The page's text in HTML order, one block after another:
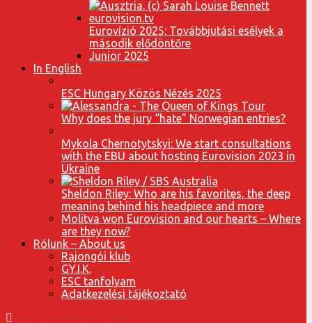
Eurovízió 2025: Továbbjutási esélyek a
második elődöntőre
Junior 2025
In English
ESC Hungary Közös Nézés 2025
Why does the jury “hate” Norwegian entries?
Mykola Chernotytskyi: We start consultations
with the EBU about hosting Eurovision 2023 in
Ukraine
Sheldon Riley: Who are his favorites, the deep
meaning behind his headpiece and more
Molitva won Eurovision and our hearts – Where
are they now?
Rólunk – About us
Rajongói klub
GY.I.K.
ESC tanfolyam
Adatkezelési tájékoztató